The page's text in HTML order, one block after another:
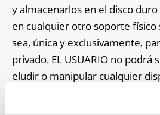
y almacenarlos en el disco
en cualquier otro soporte
sea, única y exclusivamente,
privado. EL USUARIO no podrá
eludir o manipular cualquier
protección o sistema de